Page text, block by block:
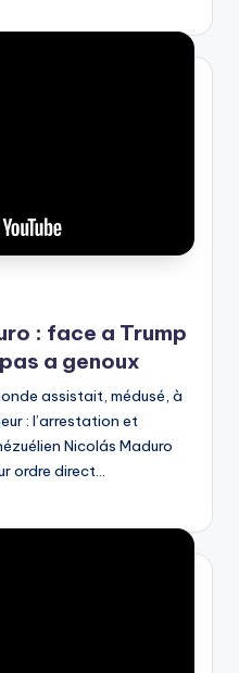
: face a Trump
a genoux
assistait, médusé, à
: l’arrestation et
Nicolás Maduro
ordre direct…